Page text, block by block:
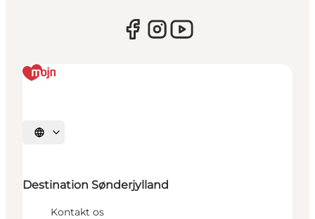
Vælg sprog
Destination Sønderjylland
Kontakt os